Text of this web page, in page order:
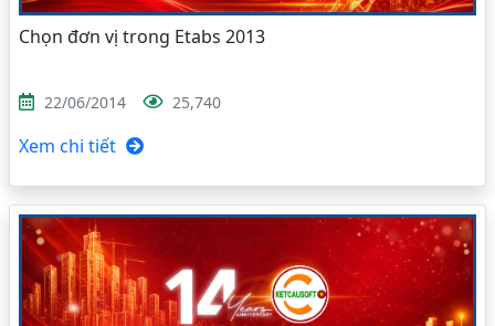
Chọn đơn vị trong Etabs 2013
22/06/2014 25,740
Xem chi tiết